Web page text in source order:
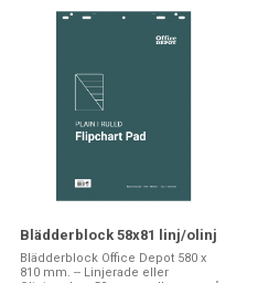
Blädderblock 58x81 linj/olinj
Blädderblock Office Depot 580 x
810 mm. -- Linjerade eller